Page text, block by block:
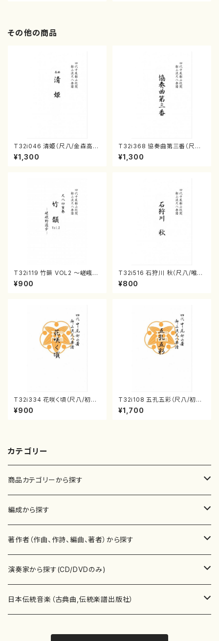
その他の商品
T32i046 清姫（尺八/金森高
山/楽譜）都山流公刊楽譜曲番：
45
¥1,300
T32i368 協奏曲第三番（尺八/
唯是震一/楽譜）都山流公刊楽譜
曲番:2073
¥1,300
T32i119 竹韻 VOL2 ～嵯峨野
遊歩～（尺八/野村峰山/尺八/都
山式譜）都山流公刊楽譜曲番:5
¥900
T32i516 石狩川 秋（尺八/唯是
震一/楽譜）都山no:2225
¥800
T32i334 花咲く頃（尺八/初代
山川園松/楽譜）都山流公刊楽譜
曲番:2037
¥900
T32i108 五孔五彩（尺八/初代
石垣征山/尺八/都山式譜）都山
流公刊楽譜曲番:557
¥1,700
カテゴリー
商品カテゴリーから探す
楽譜
書籍
書籍
テキストブック
CD・DVD
チケット
編成から探す
邦楽器
箏・琴（ソロ）
箏・琴（合奏）
合唱
混声合唱
歌・声
著作者（作曲、作詩、編曲、著者）から探す
あ行
青木省三(アオキ ショウゾウ)
か行
演奏家から探す(CD/DVDのみ)
邦楽（箏、三味線、尺八等）演奏家
日本伝統音楽（古典曲,伝統楽譜出版社）